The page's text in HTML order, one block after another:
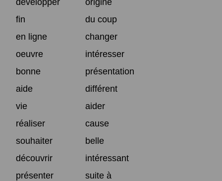
fin
du coup
en ligne
changer
oeuvre
intéresser
bonne
présentation
aide
différent
vie
aider
réaliser
cause
souhaiter
belle
découvrir
intéressant
présenter
suite à